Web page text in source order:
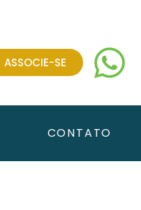
ASSOCIE-SE
CONTATO